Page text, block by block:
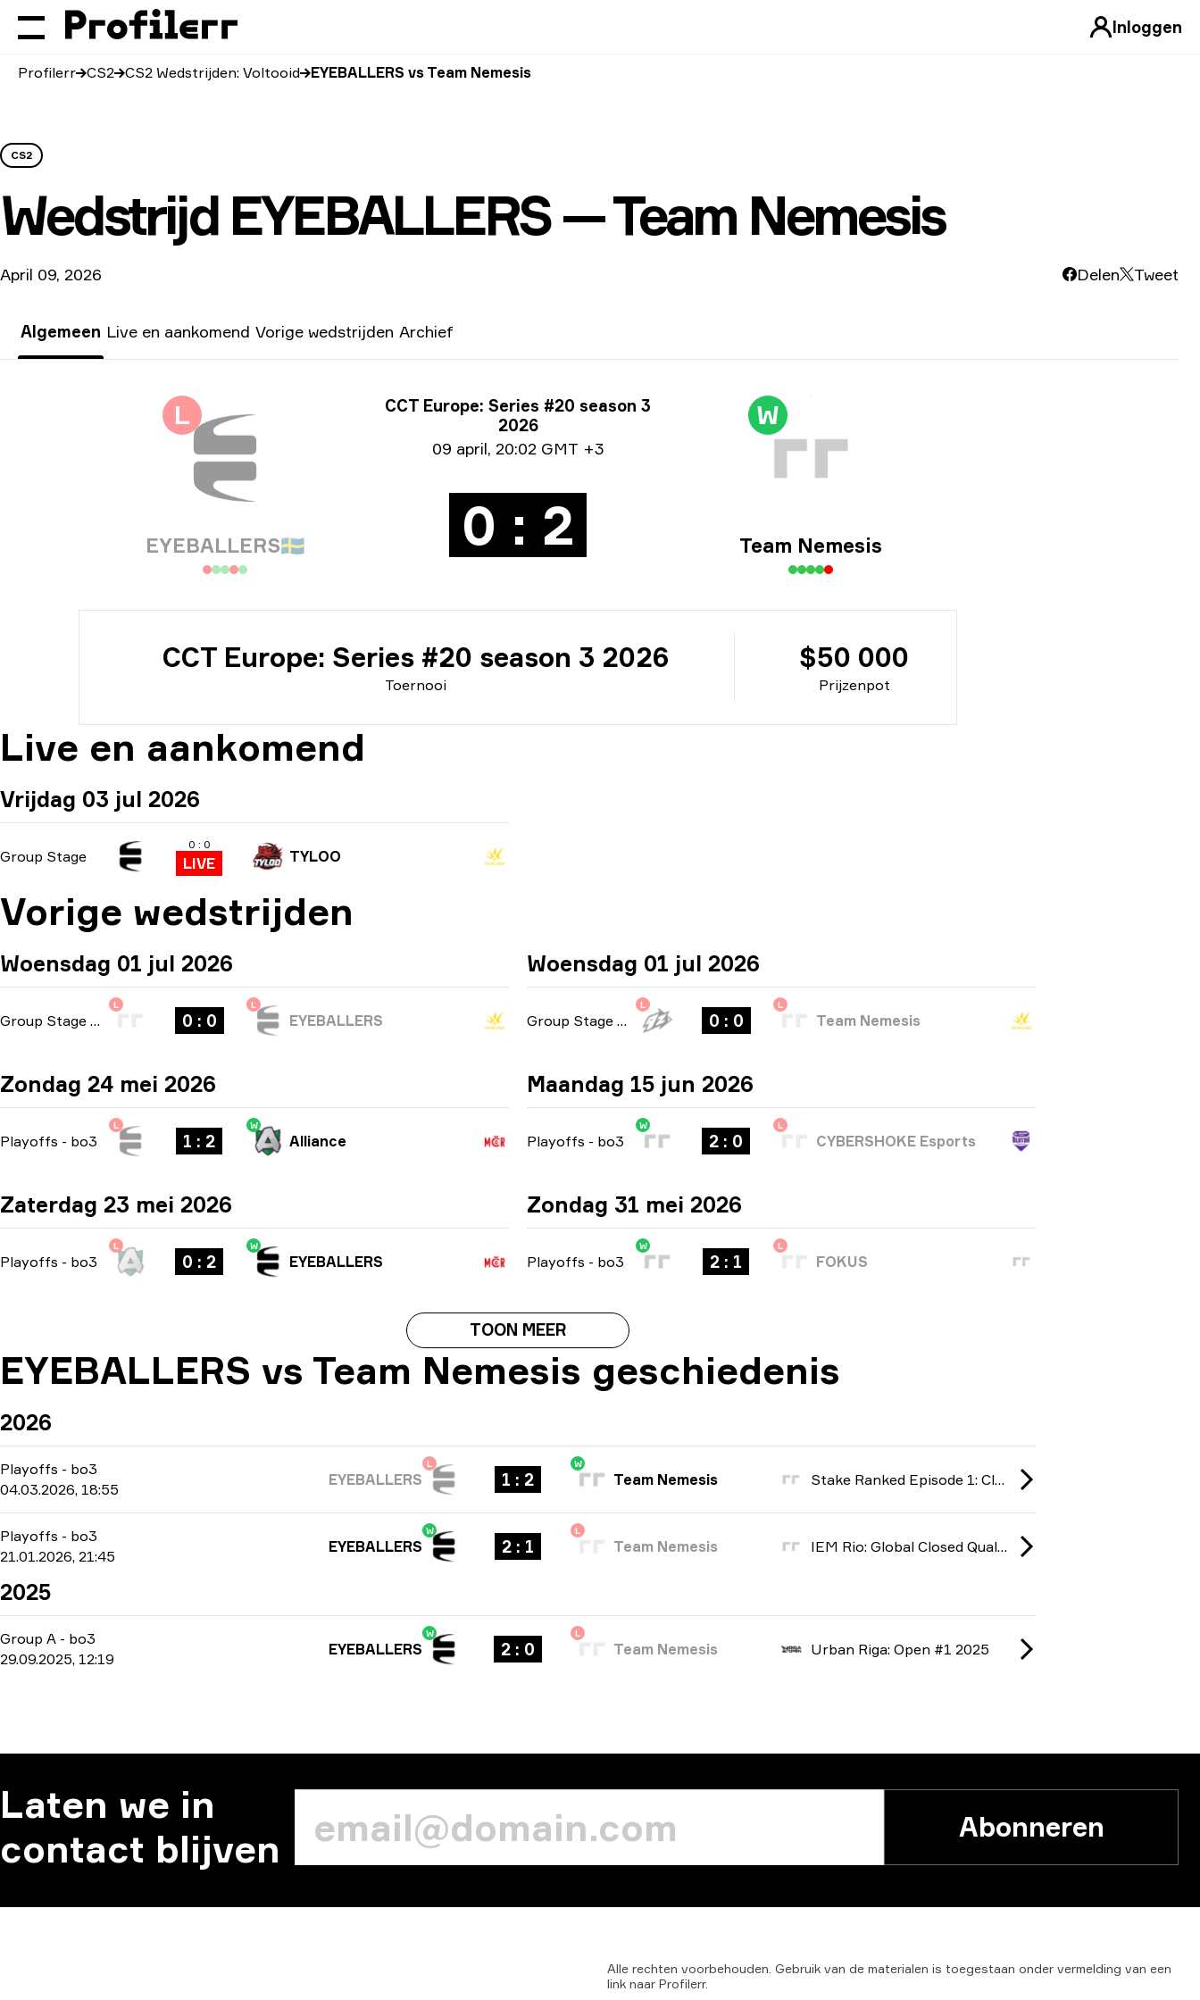
Inloggen
Profilerr CS2 CS2 Wedstrijden: Voltooid EYEBALLERS vs Team Nemesis
CS2
Wedstrijd EYEBALLERS — Team Nemesis
April 09, 2026 Delen Tweet
Algemeen Live en aankomend Vorige wedstrijden Archief
Toernooi info
CCT Europe: Series #20 season 3
2026
Datum informatie
09 april, 20:02 GMT +3
L
EYEBALLERS🇸🇪 0 : 2
W
Team Nemesis
Toernooi
CCT Europe: Series #20 season 3 2026
Prijzenpot
$50 000
Live en aankomend
Vrijdag 03 jul 2026
Group Stage
0 : 0
LIVE TYLOO
Vorige wedstrijden
Woensdag 01 jul 2026
Group Stage
L
0 : 0
L
EYEBALLERS
Zondag 24 mei 2026
Playoffs - bo3
L
1 : 2
W
Alliance
Zaterdag 23 mei 2026
Playoffs - bo3
L
0 : 2
W
EYEBALLERS
Woensdag 01 jul 2026
Group Stage bo1
L
0 : 0
L
Team Nemesis
Maandag 15 jun 2026
Playoffs - bo3
W
2 : 0
L
CYBERSHOKE Esports
Zondag 31 mei 2026
Playoffs - bo3
W
2 : 1
L
FOKUS
TOON MEER
EYEBALLERS vs Team Nemesis geschiedenis
2026
Playoffs - bo3
04.03.2026, 18:55
L
EYEBALLERS 1 : 2
W
Team Nemesis Stake Ranked Episode 1: Closed Qualifier 2026
Playoffs - bo3
21.01.2026, 21:45
W
EYEBALLERS 2 : 1
L
Team Nemesis IEM Rio: Global Closed Qualifier 2026
2025
Group A - bo3
29.09.2025, 12:19
W
EYEBALLERS 2 : 0
L
Team Nemesis Urban Riga: Open #1 2025
Laten we in
contact blijven
Abonneren
Alle rechten voorbehouden. Gebruik van de materialen is toegestaan onder vermelding van een
link naar Profilerr.